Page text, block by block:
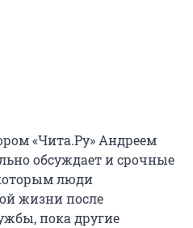
«Чита.Ру» Андреем
обсуждает и срочные
люди
жизни после
пока другие